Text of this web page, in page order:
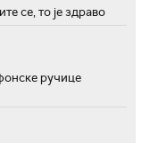
се, то је здраво
ручице